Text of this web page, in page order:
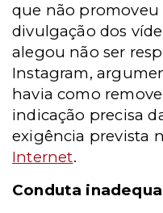
que não promoveu
divulgação dos
alegou não ser
Instagram,
havia como
indicação precisa
exigência prevista
Internet.
Conduta